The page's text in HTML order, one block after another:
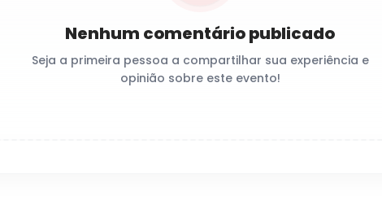
Nenhum comentário publicado
Seja a primeira pessoa a compartilhar sua experiência e
opinião sobre este evento!